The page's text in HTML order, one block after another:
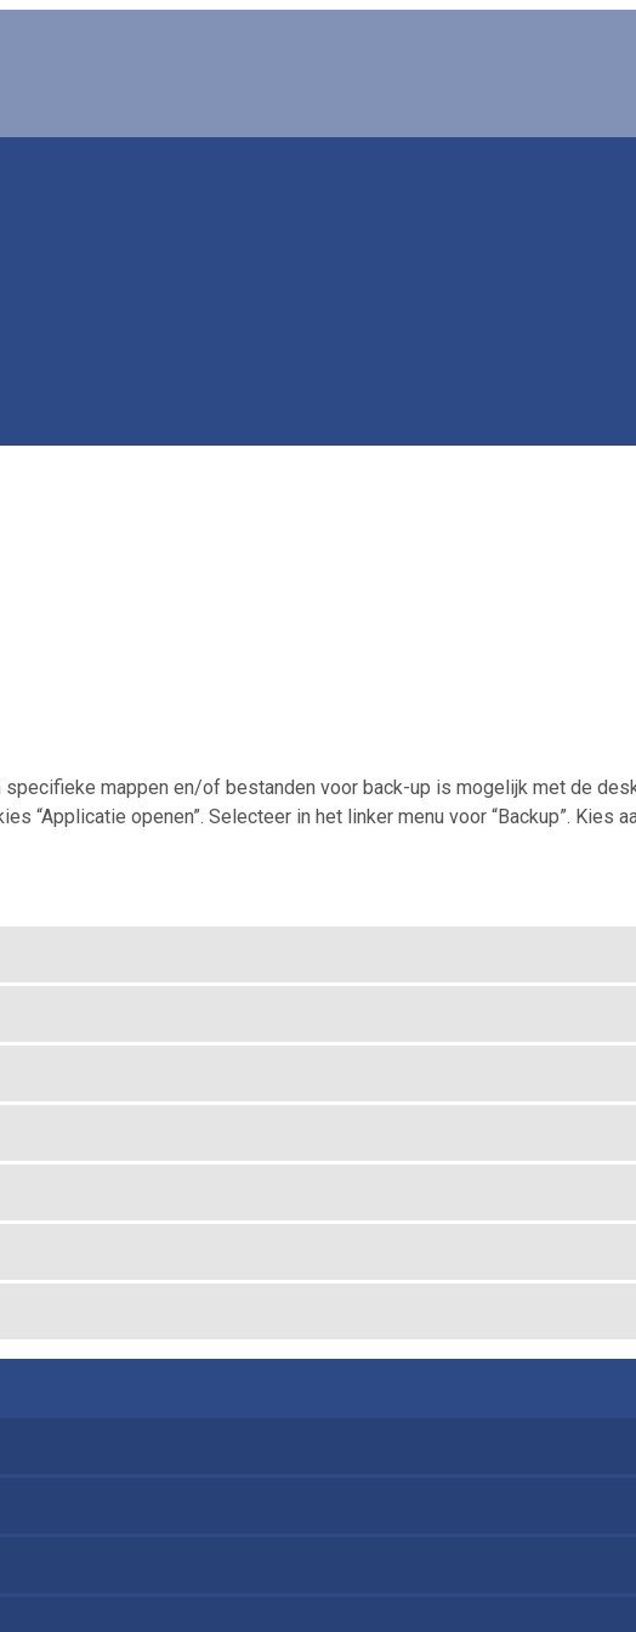
specifieke mappen en/of bestanden voor back-up is mogelijk met de
openen”. Selecteer in het linker menu voor “Backup”. Kies